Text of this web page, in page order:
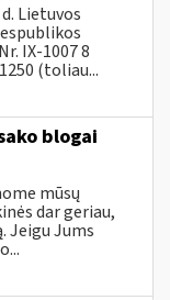
Lietuvos
IX-1007 8
(toliau...
blogai
mūsų
dar geriau,
Jeigu Jums